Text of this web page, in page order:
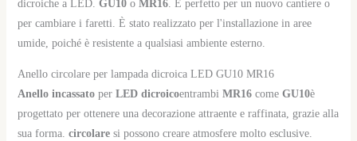
dicroiche a LED. GU10o MR16. È perfetto per un nuovo cantiere o
per cambiare i faretti. È stato realizzato per l'installazione in aree
umide, poiché è resistente a qualsiasi ambiente esterno.
Anello circolare per lampada dicroica LED GU10 MR16
Anello incassatoper LED dicroicoentrambi MR16come GU10è
progettato per ottenere una decorazione attraente e raffinata, grazie alla
sua forma. circolaresi possono creare atmosfere molto esclusive.